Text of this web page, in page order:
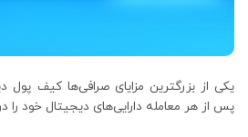
یکی از بزرگترین مزایای صرافی‌ها کیف پول
پس از هر معامله دارایی‌های دیجیتال خود